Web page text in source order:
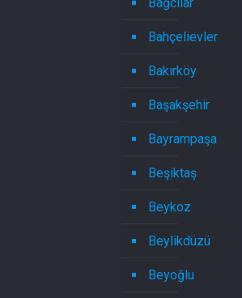
Bahçelievler
Bakırköy
Başakşehir
Bayrampaşa
Beşiktaş
Beykoz
Beylikdüzü
Beyoğlu